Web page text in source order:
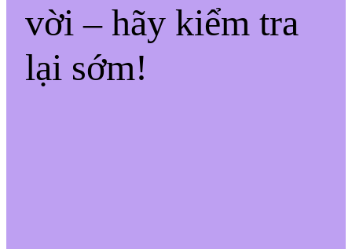
vời – hãy kiểm tra
lại sớm!